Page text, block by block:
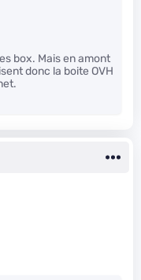
box. Mais en amont
donc la boite OVH